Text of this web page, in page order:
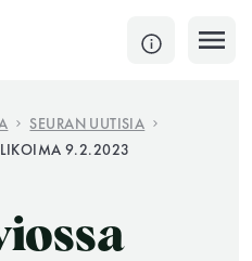
SULJE
SEURAN UUTISIA
9.2.2023